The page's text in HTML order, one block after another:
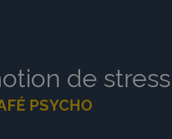
de stress
PSYCHO